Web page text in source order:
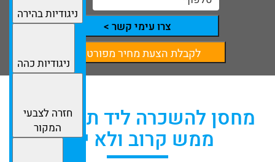
ניגודיות בהירה
ניגודיות כהה
חזרה לצבעי
המקור
צרו עימי קשר >
לקבלת הצעת מחיר מפורטת
מחסן להשכרה ליד תל אביב -
ממש קרוב ולא יקר